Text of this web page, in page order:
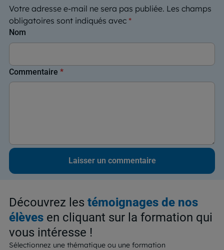
Votre adresse e-mail ne sera pas publiée. Les champs
obligatoires sont indiqués avec *
Nom
Commentaire *
Découvrez les témoignages de nos
élèves en cliquant sur la formation qui
vous intéresse !
Sélectionnez une thématique ou une formation